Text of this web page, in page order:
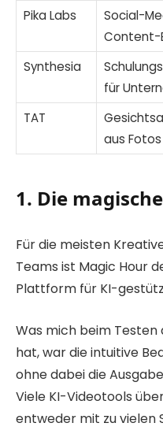
Pika Labs
Social-
Content-
Synthesia
für
TAT
aus Fotos
1. Die
Für die meisten
Teams ist Magic Hour
Plattform für KI-
Was mich beim
hat, war die intuitive
ohne dabei die
Viele KI-Videotools
entweder mit zu vielen